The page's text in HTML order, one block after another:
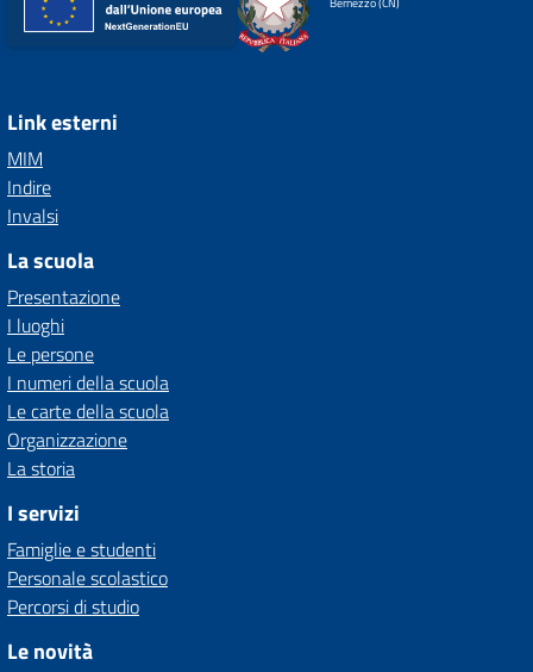
Link esterni
MIM
Indire
Invalsi
La scuola
Presentazione
I luoghi
Le persone
I numeri della scuola
Le carte della scuola
Organizzazione
La storia
I servizi
Famiglie e studenti
Personale scolastico
Percorsi di studio
Le novità